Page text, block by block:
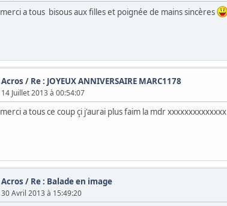
merci a tous bisous aux filles et poignée de mains sincères
Acros / Re : JOYEUX ANNIVERSAIRE MARC1178
14 Juillet 2013 à 00:54:07
merci a tous ce coup çi j'aurai plus faim la mdr xxxxxxxxxxxxxx
Acros / Re : Balade en image
30 Avril 2013 à 15:49:20